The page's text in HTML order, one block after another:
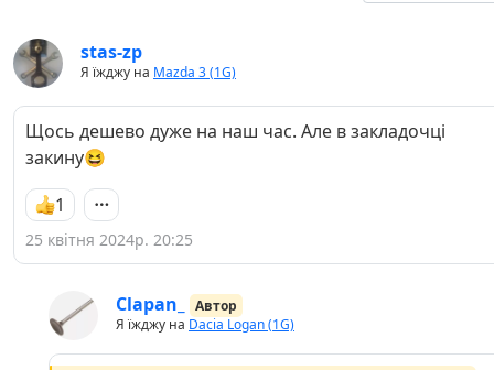
stas-zp
Я їжджу на Mazda 3 (1G)
Щось дешево дуже на наш час. Але в закладочці
закину😆
1
25 квітня 2024р. 20:25
Clapan_
Автор
Я їжджу на Dacia Logan (1G)